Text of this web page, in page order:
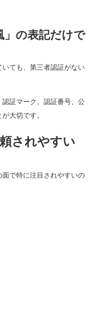
」の表記だけで
ても、第三者認証がない
証マーク、認証番号、公
大切です。
されやすい
で特に注目されやすいの